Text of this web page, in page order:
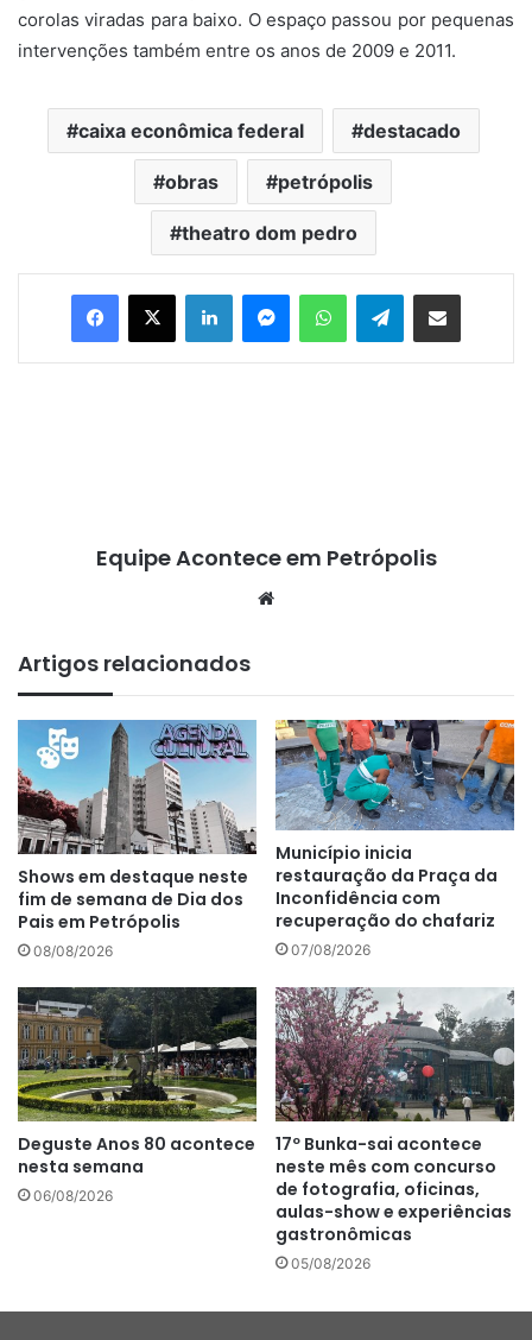
corolas viradas para baixo. O espaço passou por pequenas
intervenções também entre os anos de 2009 e 2011.
caixa econômica federal destacado
obras petrópolis
theatro dom pedro
Telegram
Equipe Acontece em Petrópolis
Artigos relacionados
Shows em destaque neste
fim de semana de Dia dos
Pais em Petrópolis
08/08/2026
Município inicia
restauração da Praça da
Inconfidência com
recuperação do chafariz
07/08/2026
Deguste Anos 80 acontece
nesta semana
06/08/2026
17º Bunka-sai acontece
neste mês com concurso
de fotografia, oficinas,
aulas-show e experiências
gastronômicas
05/08/2026